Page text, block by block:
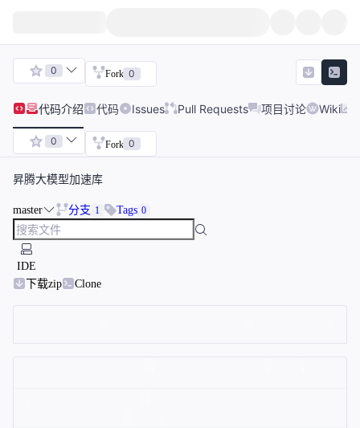
0 Fork 0
代码介绍 代码 Issues Pull Requests 项目讨论 Wiki
0 Fork 0
昇腾大模型加速库
master 分支 1 Tags 0
IDE
下载zip
Clone